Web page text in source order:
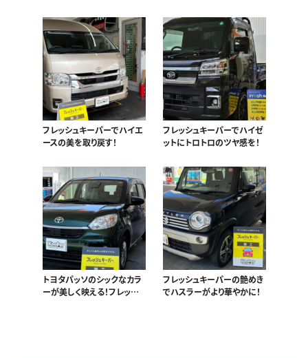
フレッシュキーパーでハイエ
ースの美を取り戻す！
フレッシュキーパーでハイゼ
ットにトロトロのツヤ感を！
トヨタパッソのシックなカラ
ーが美しく映える！フレッシュ
フレッシュキーパーの艶めき
でハスラーがより華やかに！